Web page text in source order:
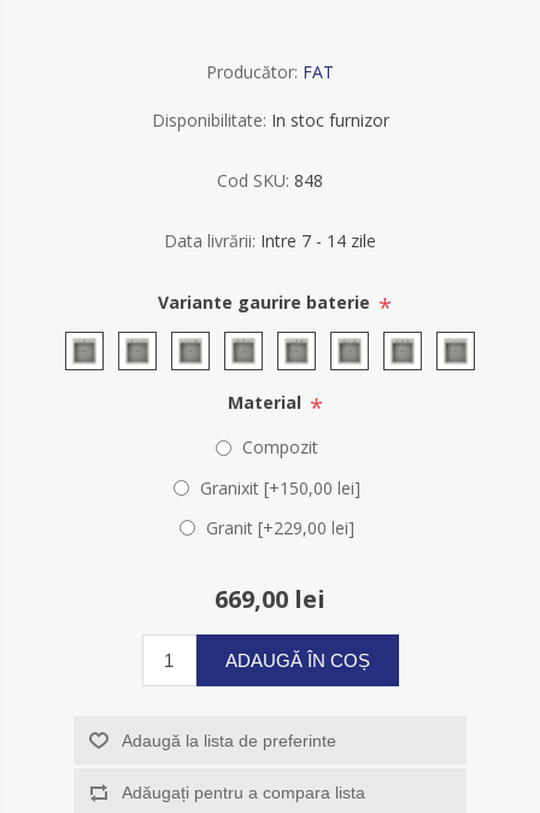
Producător: FAT
Disponibilitate: In stoc furnizor
Cod SKU: 848
Data livrării: Intre 7 - 14 zile
Variante gaurire baterie *
Material *
Compozit
Granixit [+150,00 lei]
Granit [+229,00 lei]
669,00 lei
ADAUGĂ ÎN COȘ
Adaugă la lista de preferinte
Adăugați pentru a compara lista